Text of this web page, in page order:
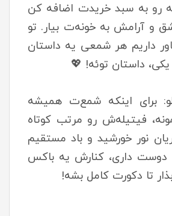
رو به سبد خریدت اضافه کن
و آرامش به خونه‌ت بیار. تو
داریم هر شمعی یه داستان
داستان توئه! 💖
برای اینکه شمع‌ت همیشه
فیتیله‌ش رو مرتب کوتاه
نور خورشید و باد مستقیم
دوست داری، کنارش یه باکس
تا دکورت کامل بشه!